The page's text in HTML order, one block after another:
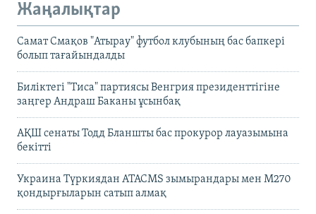
Жаңалықтар
Самат Смақов "Атырау" футбол клубының бас бапкері
болып тағайындалды
Биліктегі "Тиса" партиясы Венгрия президенттігіне
заңгер Андраш Баканы ұсынбақ
АҚШ сенаты Тодд Бланшты бас прокурор лауазымына
бекітті
Украина Түркиядан ATACMS зымырандары мен M270
қондырғыларын сатып алмақ